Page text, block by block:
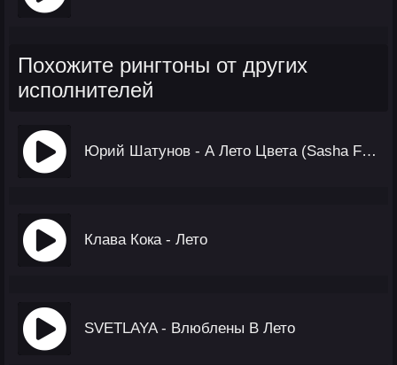
Похожите рингтоны от других
исполнителей
Юрий Шатунов - А Лето Цвета (Sasha First, T-Key Remix)
Клава Кока - Лето
SVETLAYA - Влюблены В Лето